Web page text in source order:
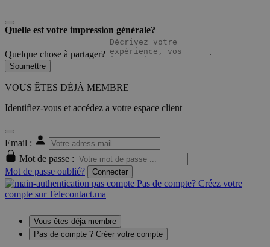
Quelle est votre impression générale?
Quelque chose à partager?
Soumettre
VOUS ÊTES DÉJÀ MEMBRE
Identifiez-vous et accédez a votre espace client
Email :
Mot de passe :
Mot de passe oublié?
Connecter
Pas de compte? Créez votre
compte sur Telecontact.ma
Vous êtes déja membre
Pas de compte ? Créer votre compte